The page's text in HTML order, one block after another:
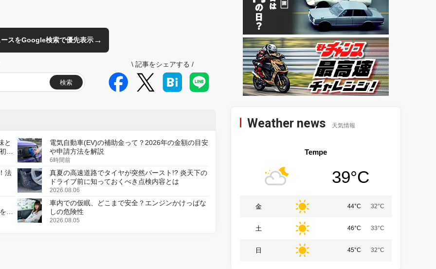
スをGoogle検索で優先表示→
検索
\ 記事をシェアする /
と
の
電気自動車(EV)の補助金って？2026年の金額の目安
や申請方法を解説
6時間前
法
真夏の高速道路でタイヤが突然バースト!? 炎天下の
ドライブ前に知っておくべき点検内容とは
2026.08.06
変
車内での仮眠、どこまで安全？エンジンかけっぱな
しの危険性
2026.08.05
Weather news 天気情報
Tempe
39°C
金 44°C 32°C
土 46°C 33°C
日 45°C 32°C